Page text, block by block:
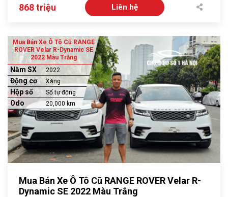
868 triệu Liên hệ
Mua Bán Xe Ô Tô Cũ RANGE
ROVER Velar R-Dynamic SE
2022 Màu Trắng
Năm SX 2022
Động cơ Xăng
Hộp số Số tự động
Odo 20,000 km
Mua Bán Xe Ô Tô Cũ RANGE ROVER Velar R-
Dynamic SE 2022 Màu Trắng